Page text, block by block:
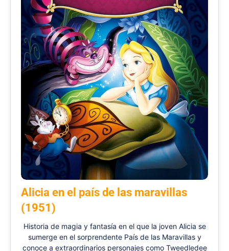
Alicia en el país de las maravillas
(1951)
Historia de magia y fantasía en el que la joven Alicia se
sumerge en el sorprendente País de las Maravillas y
conoce a extraordinarios personajes como Tweedledee